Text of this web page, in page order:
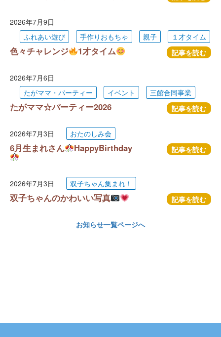
2026年7月9日
ふれあい遊び
手作りおもちゃ 親子 １才タイム
色々チャレンジ 1才タイム 記事を読む
2026年7月6日
たがママ・パーティー
イベント 三館合同事業
たがママ☆パーティー2026 記事を読む
2026年7月3日 おたのしみ会
6月生まれさん HappyBirthday 記事を読む
2026年7月3日 双子ちゃん集まれ！
双子ちゃんのかわいい写真 記事を読む
お知らせ一覧ページへ